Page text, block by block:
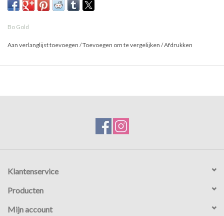
Bo Gold
Aan verlanglijst toevoegen /Toevoegen om te vergelijken /Afdrukken
Klantenservice
Producten
Mijn account